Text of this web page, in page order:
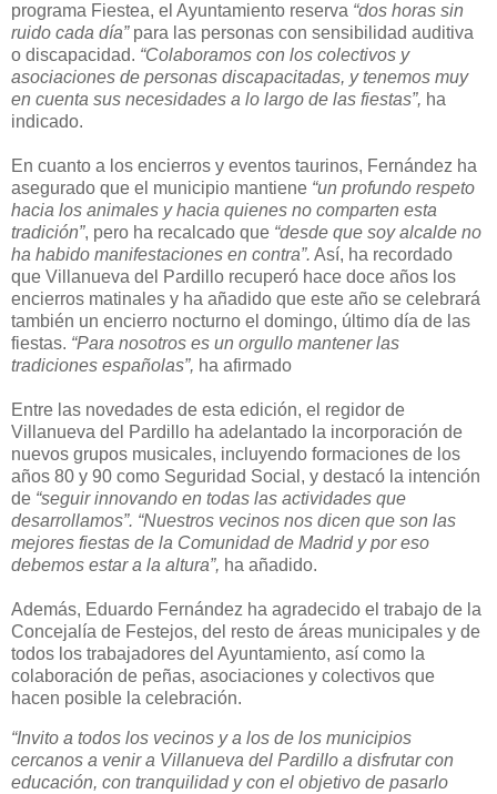
programa Fiestea, el Ayuntamiento reserva “dos horas sin
ruido cada día”para las personas con sensibilidad auditiva
o discapacidad. “Colaboramos con los colectivos y
asociaciones de personas discapacitadas, y tenemos muy
en cuenta sus necesidades a lo largo de las fiestas”, ha
indicado.
En cuanto a los encierros y eventos taurinos, Fernández ha
asegurado que el municipio mantiene “un profundo respeto
hacia los animales y hacia quienes no comparten esta
tradición”, pero ha recalcado que “desde que soy alcalde no
ha habido manifestaciones en contra”. Así, ha recordado
que Villanueva del Pardillo recuperó hace doce años los
encierros matinales y ha añadido que este año se celebrará
también un encierro nocturno el domingo, último día de las
fiestas. “Para nosotros es un orgullo mantener las
tradiciones españolas”, ha afirmado
Entre las novedades de esta edición, el regidor de
Villanueva del Pardillo ha adelantado la incorporación de
nuevos grupos musicales, incluyendo formaciones de los
años 80 y 90 como Seguridad Social, y destacó la intención
de “seguir innovando en todas las actividades que
desarrollamos”. “Nuestros vecinos nos dicen que son las
mejores fiestas de la Comunidad de Madrid y por eso
debemos estar a la altura”, ha añadido.
Además, Eduardo Fernández ha agradecido el trabajo de la
Concejalía de Festejos, del resto de áreas municipales y de
todos los trabajadores del Ayuntamiento, así como la
colaboración de peñas, asociaciones y colectivos que
hacen posible la celebración.
“Invito a todos los vecinos y a los de los municipios
cercanos a venir a Villanueva del Pardillo a disfrutar con
educación, con tranquilidad y con el objetivo de pasarlo